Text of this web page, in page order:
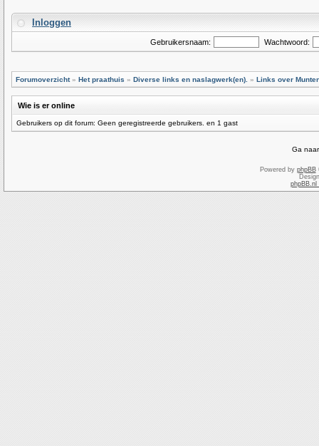
Inloggen
Gebruikersnaam: Wachtwoord:
Forumoverzicht» Het praathuis » Diverse links en naslagwerk(en). » Links over
Wie is er online
Gebruikers op dit forum: Geen geregistreerde gebruikers. en 1 gast
Ga
Powered by phpBB
phpBB.nl